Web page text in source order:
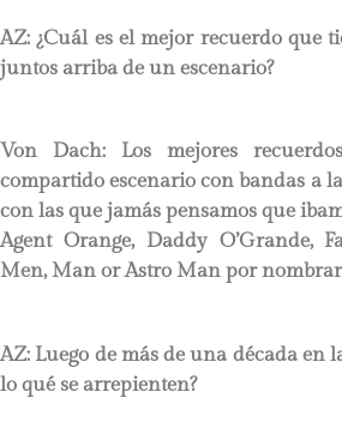
AZ: ¿Cuál es el mejor recuerdo que
juntos arriba de un escenario?
Von Dach: Los mejores
compartido escenario con bandas a
con las que jamás pensamos que
Agent Orange, Daddy O’Grande,
Men, Man or Astro Man por
AZ: Luego de más de una década en
lo qué se arrepienten?